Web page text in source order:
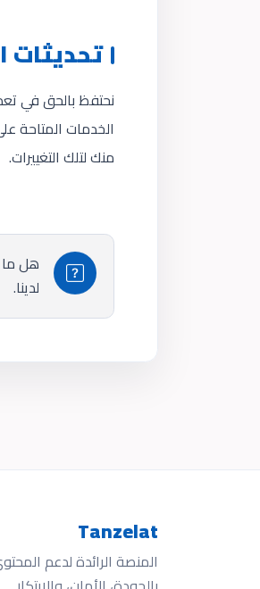
تحديثات
نحتفظ بالحق في
الخدمات المتاحة
منك لتلك التغييرات.
هل ما
لدينا.
Tanzelat
المنصة الرائدة لدعم